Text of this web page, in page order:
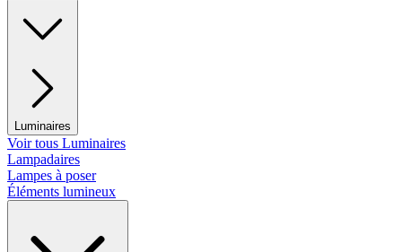
Luminaires
Voir tous Luminaires
Lampadaires
Lampes à poser
Éléments lumineux